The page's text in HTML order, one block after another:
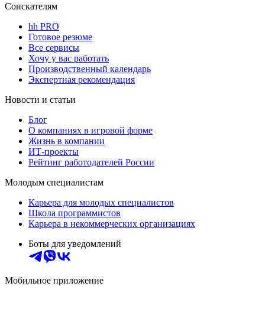
Соискателям
hh PRO
Готовое резюме
Все сервисы
Хочу у вас работать
Производственный календарь
Экспертная рекомендация
Новости и статьи
Блог
О компаниях в игровой форме
Жизнь в компании
ИТ-проекты
Рейтинг работодателей России
Молодым специалистам
Карьера для молодых специалистов
Школа программистов
Карьера в некоммерческих организациях
Боты для уведомлений
Мобильное приложение